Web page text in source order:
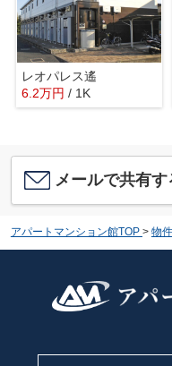
レオパレス遙
6.2万円 / 1K
メールで共有す
アパートマンション館TOP > 物